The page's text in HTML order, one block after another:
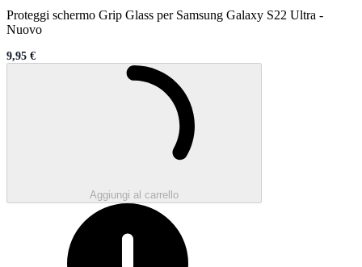
Proteggi schermo Grip Glass per Samsung Galaxy S22 Ultra -
Nuovo
Sale price
9,95 €
Aggiungi al carrello